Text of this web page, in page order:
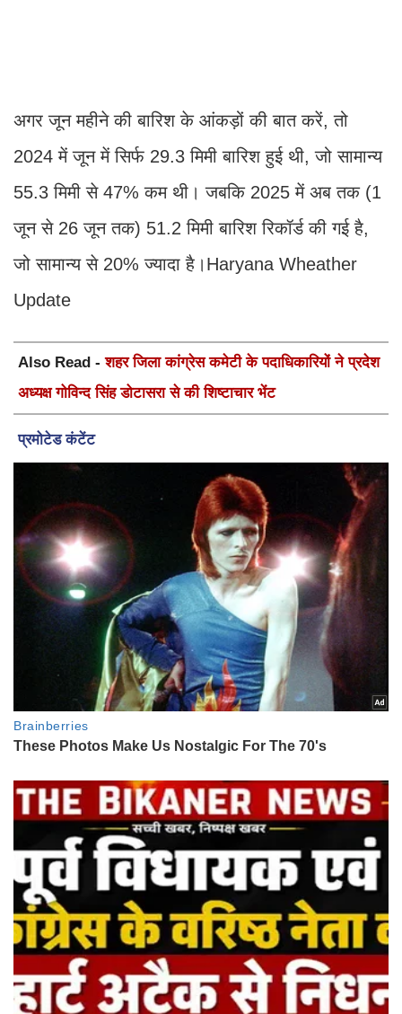
अगर जून महीने की बारिश के आंकड़ों की बात करें, तो
2024 में जून में सिर्फ 29.3 मिमी बारिश हुई थी, जो सामान्य
55.3 मिमी से 47% कम थी। जबकि 2025 में अब तक (1
जून से 26 जून तक) 51.2 मिमी बारिश रिकॉर्ड की गई है,
जो सामान्य से 20% ज्यादा है।Haryana Wheather
Update
Also Read -शहर जिला कांग्रेस कमेटी के पदाधिकारियों ने प्रदेश
अध्यक्ष गोविन्द सिंह डोटासरा से की शिष्टाचार भेंट